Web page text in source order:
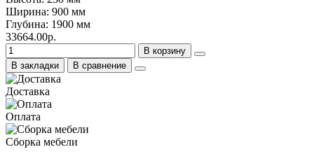
Ширина: 900 мм
Глубина: 1900 мм
33664.00р.
В корзину
В закладки
В сравнение
Доставка
Оплата
Сборка мебели